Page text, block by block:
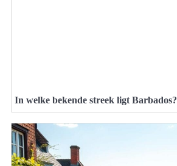
In welke bekende streek ligt Barbados?